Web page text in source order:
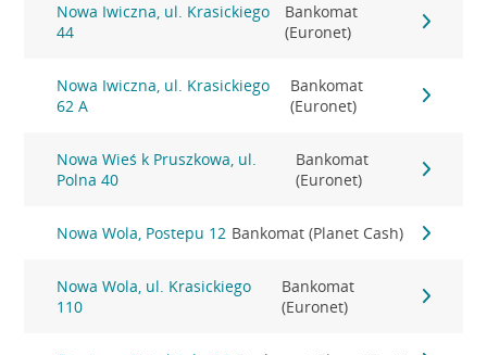
Nowa Iwiczna, ul. Krasickiego
44
Bankomat
(Euronet)
Nowa Iwiczna, ul. Krasickiego
62 A
Bankomat
(Euronet)
Nowa Wieś k Pruszkowa, ul.
Polna 40
Bankomat
(Euronet)
Nowa Wola, Postepu 12 Bankomat (Planet Cash)
Nowa Wola, ul. Krasickiego
110
Bankomat
(Euronet)